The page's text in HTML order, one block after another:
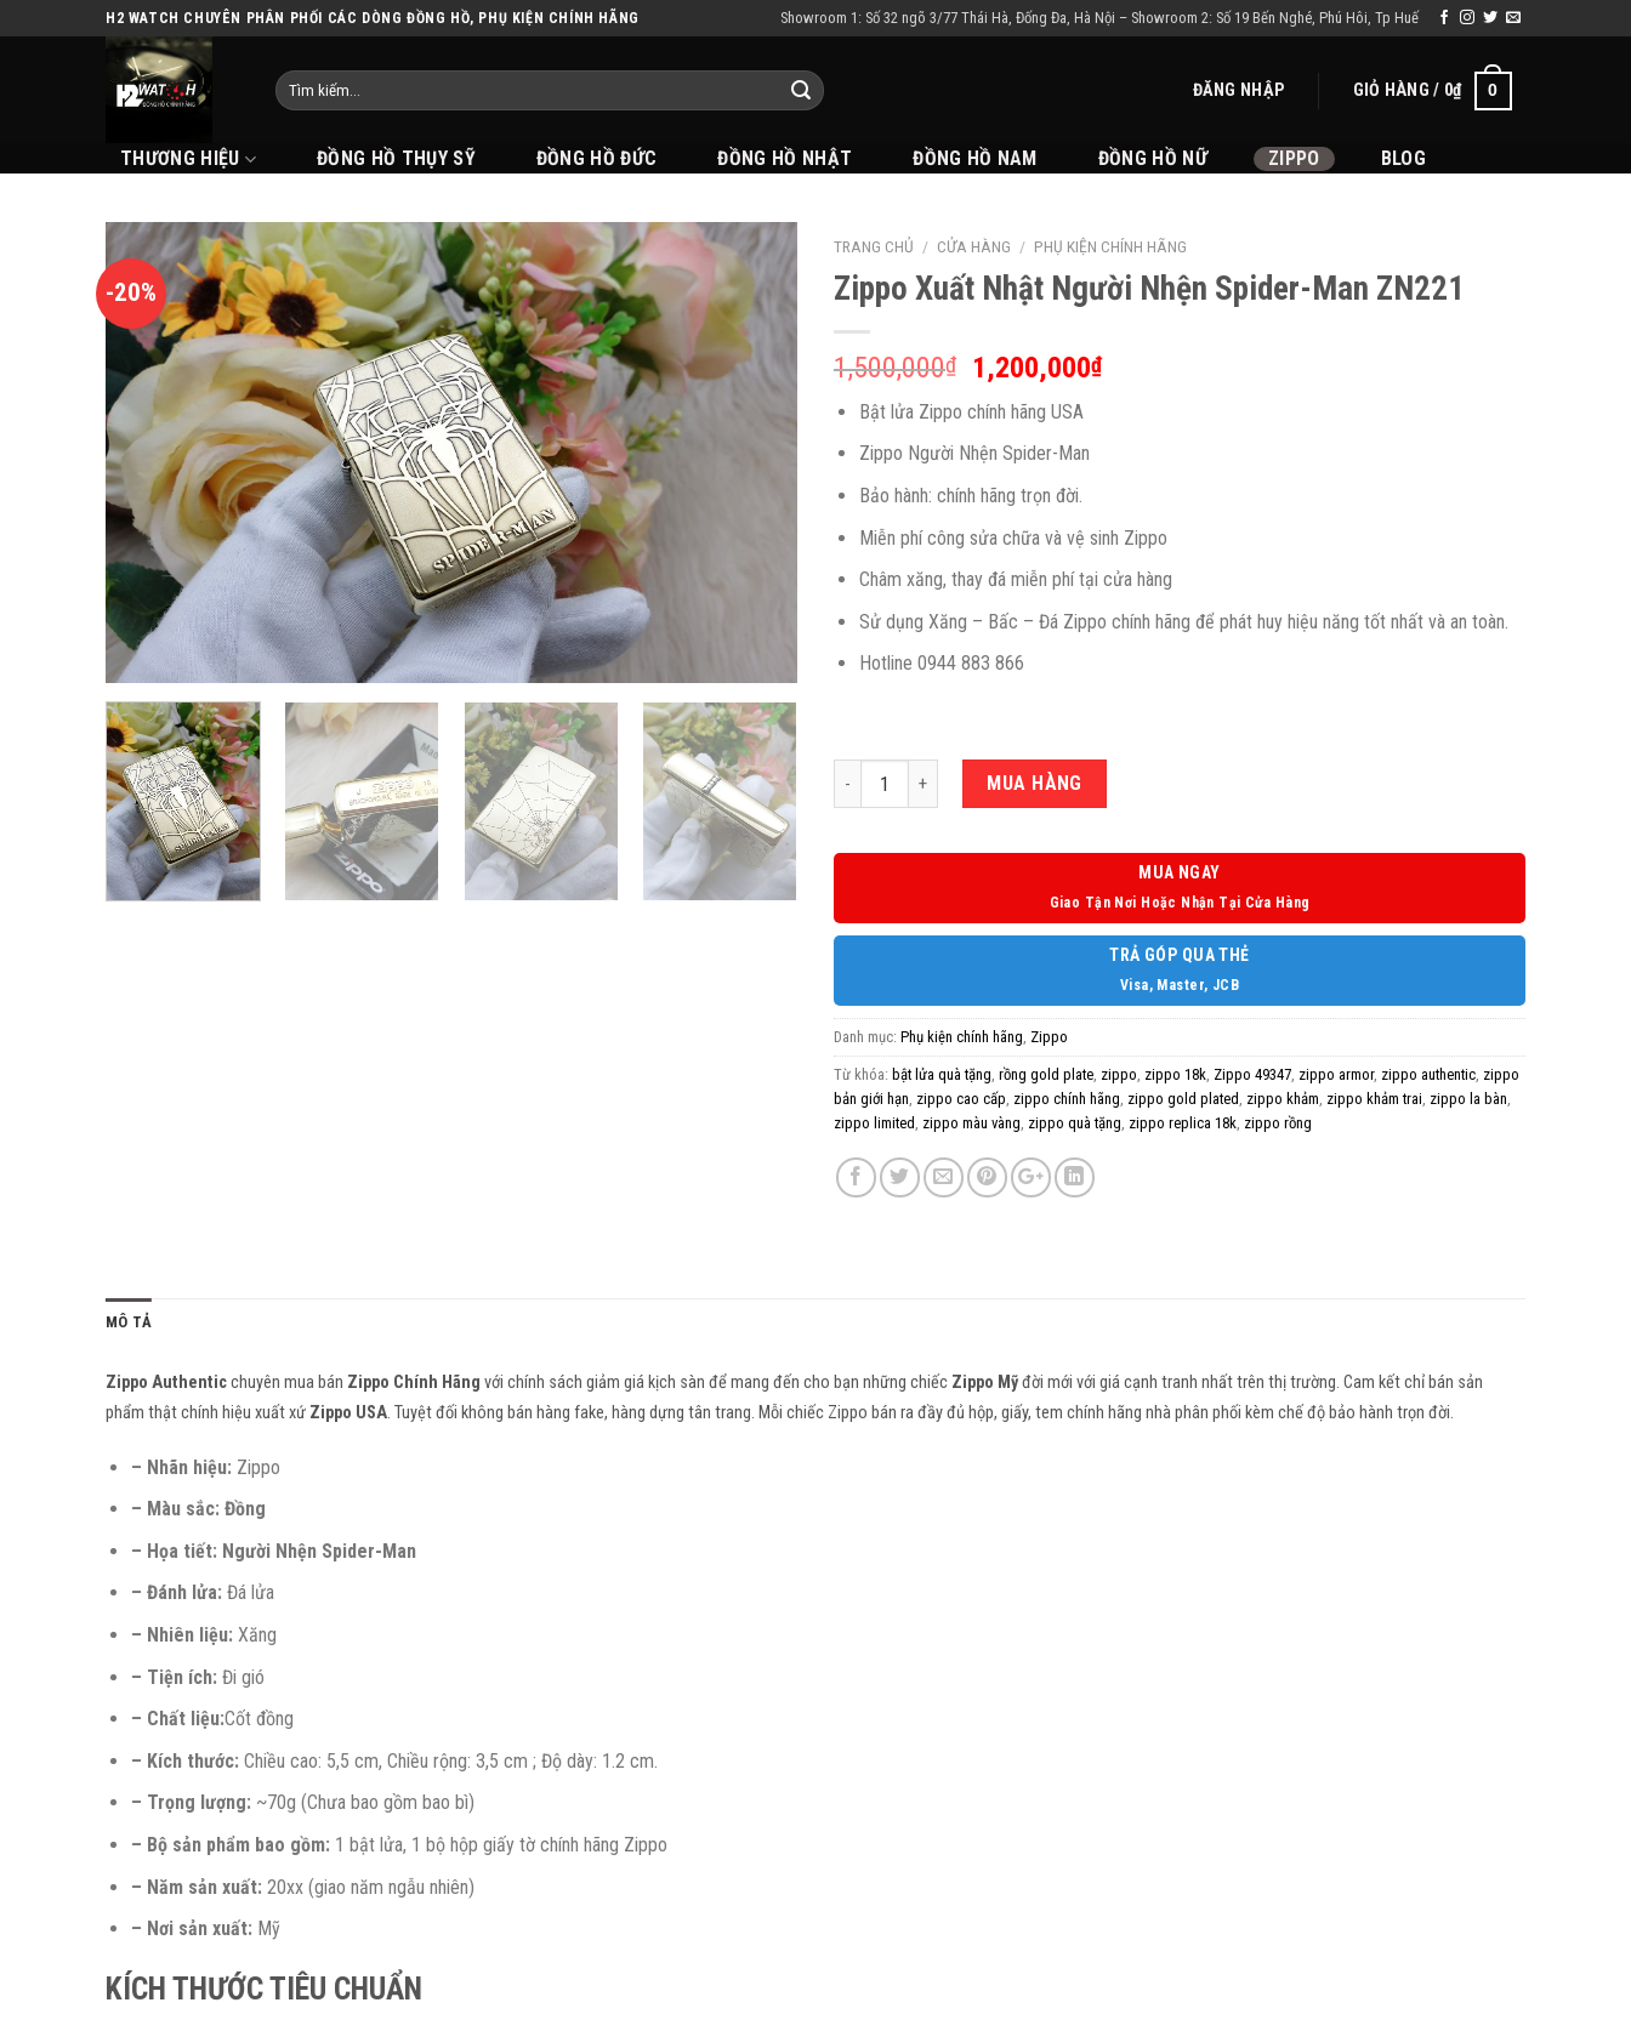
H2 WATCH CHUYÊN PHÂN PHỐI CÁC DÒNG ĐỒNG HỒ, PHỤ KIỆN CHÍNH HÃNG Showroom 1: Số 32 ngõ 3/77 Thái Hà, Đống Đa, Hà Nội – Showroom 2: Số 19 Bến Nghé, Phú Hôi, Tp Huế
ĐĂNG NHẬP GIỎ HÀNG / 0₫ 0
THƯƠNG HIỆU ĐỒNG HỒ THỤY SỸ ĐỒNG HỒ ĐỨC ĐỒNG HỒ NHẬT ĐỒNG HỒ NAM ĐỒNG HỒ NỮ ZIPPO BLOG
-20%
TRANG CHỦ / CỬA HÀNG / PHỤ KIỆN CHÍNH HÃNG
Zippo Xuất Nhật Người Nhện Spider-Man ZN221
1,500,000₫ 1,200,000₫
Bật lửa Zippo chính hãng USA
Zippo Người Nhện Spider-Man
Bảo hành: chính hãng trọn đời.
Miễn phí công sửa chữa và vệ sinh Zippo
Châm xăng, thay đá miễn phí tại cửa hàng
Sử dụng Xăng – Bấc – Đá Zippo chính hãng để phát huy hiệu năng tốt nhất và an toàn.
Hotline 0944 883 866
Số lượng MUA HÀNG
MUA NGAY
Giao Tận Nơi Hoặc Nhận Tại Cửa Hàng
TRẢ GÓP QUA THẺ
Visa, Master, JCB
Danh mục: Phụ kiện chính hãng Zippo
Từ khóa: bật lửa quà tặng rồng gold plate zippo zippo 18k Zippo 49347 zippo armor, zippo authentic zippo
bản giới hạn zippo cao cấp zippo chính hãng zippo gold plated zippo khảm zippo khảm trai zippo la bàn
zippo limited zippo màu vàng zippo quà tặng zippo replica 18k zippo rồng
MÔ TẢ
Zippo Authenticchuyên mua bán Zippo Chính Hãng với chính sách giảm giá kịch sàn để mang đến cho bạn những chiếc Zippo Mỹđời mới với giá cạnh tranh nhất trên thị trường. Cam kếtchỉ bán sản
phẩm thật chính hiệu xuất xứ Zippo USA. Tuyệt đối không bán hàng fake, hàng dựng tân trang. Mỗi chiếc Zippo bán ra đầy đủ hộp, giấy, tem chính hãng nhà phân phối kèm chế độ bảo hành trọn đời.
– Nhãn hiệu: Zippo
– Màu sắc: Đồng
– Họa tiết: Người Nhện Spider-Man
– Đánh lửa: Đá lửa
– Nhiên liệu: Xăng
– Tiện ích: Đi gió
– Chất liệu:Cốt đồng
– Kích thước: Chiều cao: 5,5 cm, Chiều rộng: 3,5 cm ; Độ dày: 1.2 cm.
– Trọng lượng: ~70g (Chưa bao gồm bao bì)
– Bộ sản phẩm bao gồm: 1 bật lửa, 1 bộ hộp giấy tờ chính hãng Zippo
– Năm sản xuất: 20xx (giao năm ngẫu nhiên)
– Nơi sản xuất: Mỹ
KÍCH THƯỚC TIÊU CHUẨN